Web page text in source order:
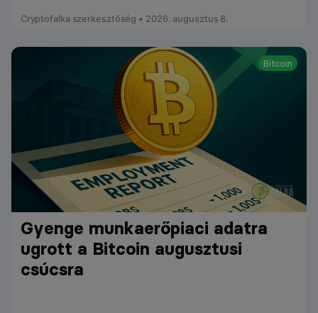
Cryptofalka szerkesztőség • 2026. augusztus 8.
Bitcoin
Gyenge munkaerőpiaci adatra
ugrott a Bitcoin augusztusi
csúcsra